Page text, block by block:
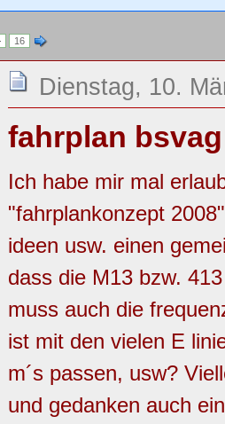
16
Dienstag, 10.
fahrplan
Ich habe mir mal
"fahrplankonzept
ideen usw. einen
dass die M13 bzw.
muss auch die
ist mit den vielen E
m´s passen, usw?
und gedanken auch